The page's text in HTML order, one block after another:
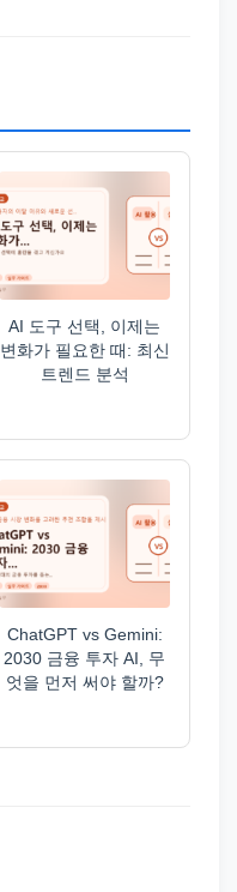
AI 도구 선택, 이제는
변화가 필요한 때: 최신
트렌드 분석
ChatGPT vs Gemini:
2030 금융 투자 AI, 무
엇을 먼저 써야 할까?